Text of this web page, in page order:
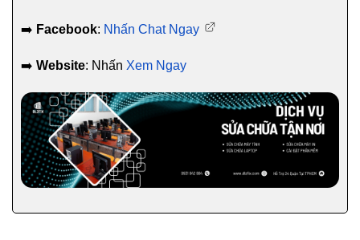
➡️ Facebook: Nhấn Chat Ngay
➡️ Website: Nhấn Xem Ngay